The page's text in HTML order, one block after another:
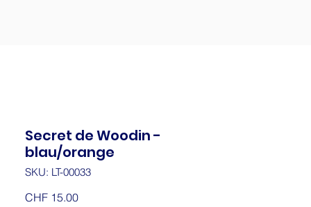
Secret de Woodin -
blau/orange
SKU: LT-00033
CHF 15.00Price